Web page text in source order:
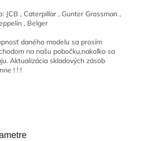
JCB , Caterpillar , Gunter Grossman ,
, Belger
daného modelu sa prosím
na našu pobočku,nakoľko sa
Aktualizácia skladových zásob
! ! !